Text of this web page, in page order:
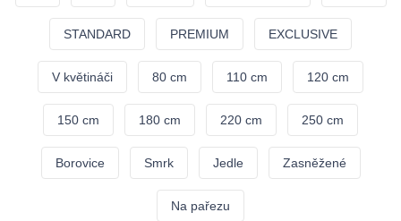
STANDARD PREMIUM EXCLUSIVE
V květináči 80 cm 110 cm 120 cm
150 cm 180 cm 220 cm 250 cm
Borovice Smrk Jedle Zasněžené
Na pařezu